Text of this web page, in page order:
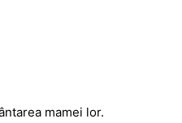
mamei lor.